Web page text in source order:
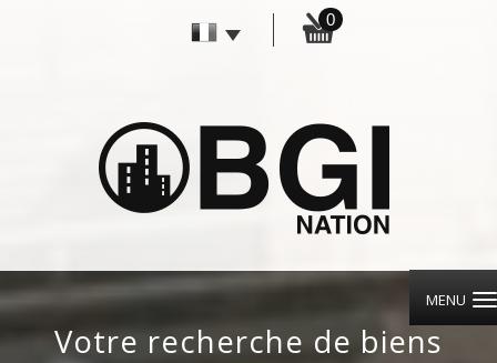
0
MENU
votre recherche de biens